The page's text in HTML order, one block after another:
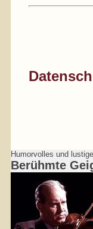
Humorvolles und
Berühmte